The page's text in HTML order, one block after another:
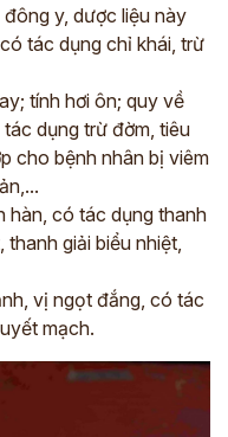
y, dược liệu này
tác dụng chỉ khái, trừ
tính hơi ôn; quy về
dụng trừ đờm, tiêu
cho bệnh nhân bị viêm
hàn, có tác dụng thanh
giải biểu nhiệt,
vị ngọt đắng, có tác
mạch.